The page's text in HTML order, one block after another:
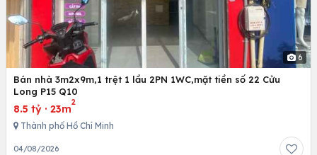
6
Bán nhà 3m2x9m,1 trệt 1 lầu 2PN 1WC,mặt tiền số 22 Cửu
Long P15 Q10
8.5 tỷ · 23m
2
Thành phố Hồ Chí Minh
04/08/2026